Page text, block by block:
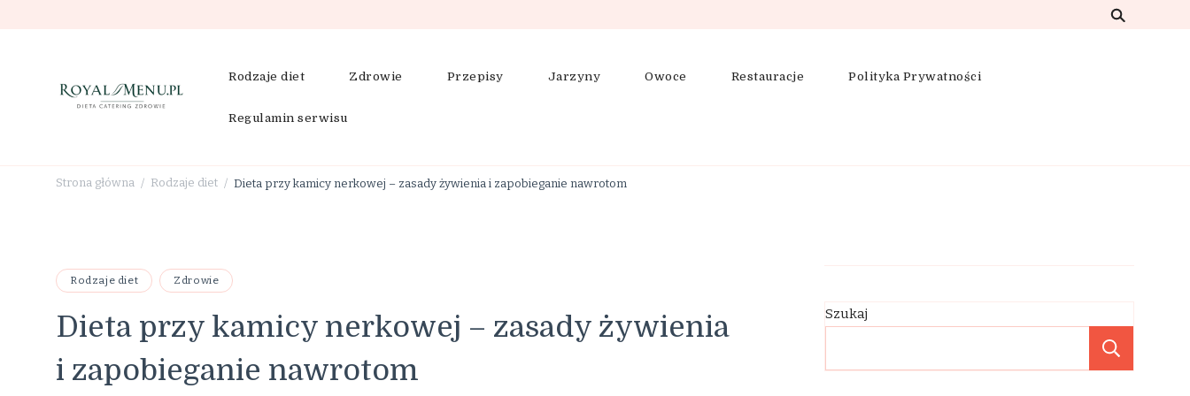
RoyalMenu.pl – dieta, catering, zdrowe odżywianie
Rodzaje diet Zdrowie Przepisy Jarzyny Owoce Restauracje Polityka Prywatności
Regulamin serwisu
Strona główna / Rodzaje diet / Dieta przy kamicy nerkowej – zasady żywienia i zapobieganie nawrotom
Rodzaje diet Zdrowie
Dieta przy kamicy nerkowej – zasady żywienia
i zapobieganie nawrotom
Szukaj